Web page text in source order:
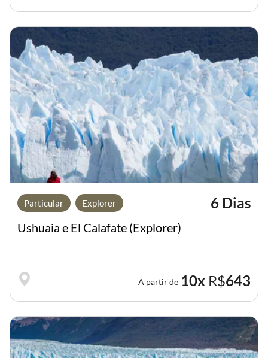
Particular Explorer 6 Dias
Ushuaia e El Calafate (Explorer)
A partir de 10x R$643